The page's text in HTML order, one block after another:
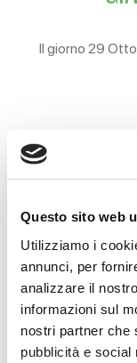
Questo sito web
Utilizziamo i
annunci, per
analizzare il
informazioni sul
nostri partner che
pubblicità e social
Il giorno 29
Ne danno il
ALESSANDRO,
15.30 dalla Casa
cimitero Nuovo
ringraziano